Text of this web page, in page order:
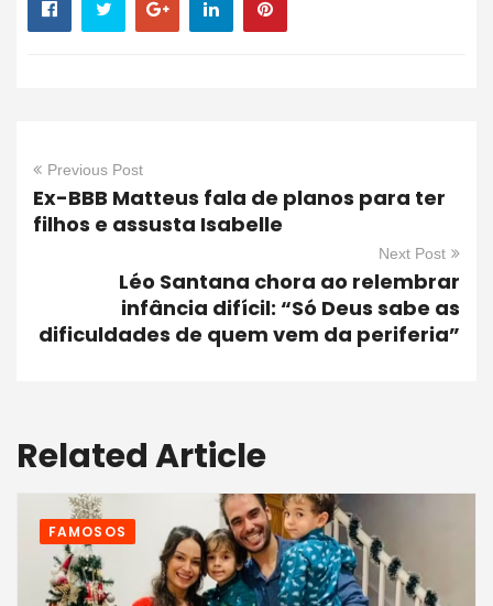
Previous Post
Ex-BBB Matteus fala de planos para ter
filhos e assusta Isabelle
Next Post
Léo Santana chora ao relembrar
infância difícil: “Só Deus sabe as
dificuldades de quem vem da periferia”
Related Article
FAMOSOS